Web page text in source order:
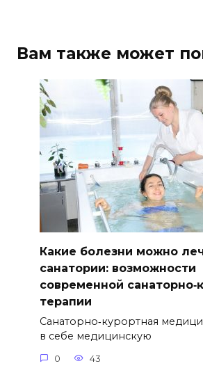
Вам также может
Какие болезни можно
санатории: возможности
современной
терапии
Санаторно‑курортная
в себе медицинскую
0 43